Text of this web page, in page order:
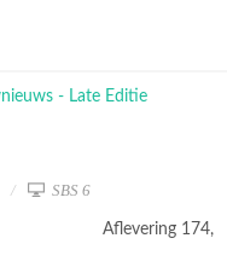
SBS 6
Aflevering 174,